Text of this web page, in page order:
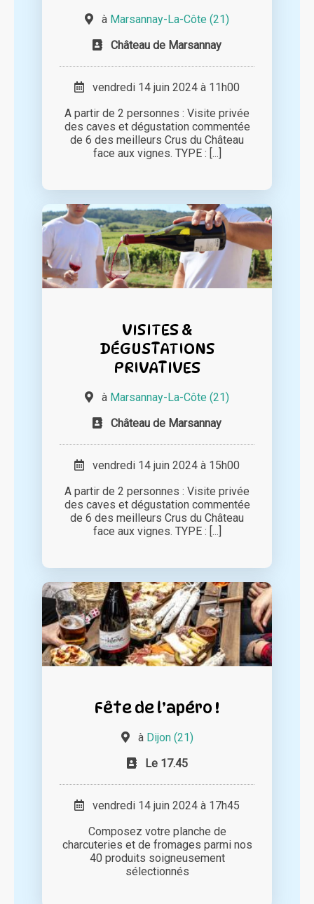
à Marsannay-La-Côte (21)
Château de Marsannay
vendredi 14 juin 2024 à 11h00
A partir de 2 personnes : Visite privée
des caves et dégustation commentée
de 6 des meilleurs Crus du Château
face aux vignes. TYPE : [...]
VISITES &
DÉGUSTATIONS
PRIVATIVES
à Marsannay-La-Côte (21)
Château de Marsannay
vendredi 14 juin 2024 à 15h00
A partir de 2 personnes : Visite privée
des caves et dégustation commentée
de 6 des meilleurs Crus du Château
face aux vignes. TYPE : [...]
Fête de l’apéro !
à Dijon (21)
Le 17.45
vendredi 14 juin 2024 à 17h45
Composez votre planche de
charcuteries et de fromages parmi nos
40 produits soigneusement
sélectionnés